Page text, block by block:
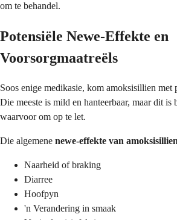
om te behandel.
Potensiële Newe-Effekte en
Voorsorgmaatreëls
Soos enige medikasie, kom amoksisillien met
Die meeste is mild en hanteerbaar, maar dit is
waarvoor om op te let.
Die algemene newe-effekte van
Naarheid of braking
Diarree
Hoofpyn
'n Verandering in smaak